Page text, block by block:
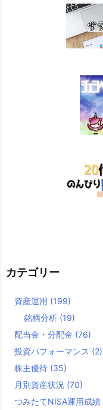
カテゴリー
資産運用 (199)
銘柄分析 (19)
配当金・分配金 (76)
投資パフォーマンス (2)
株主優待 (35)
月別資産状況 (70)
つみたてNISA運用成績